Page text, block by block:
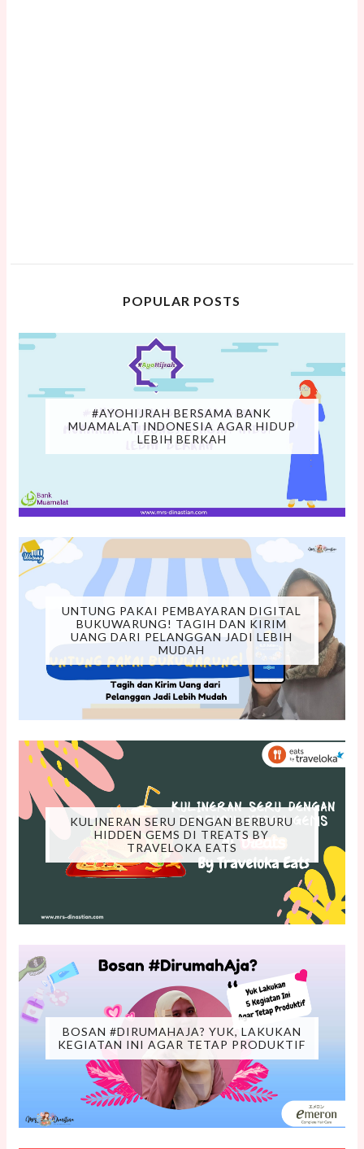
POPULAR POSTS
#AYOHIJRAH BERSAMA BANK
MUAMALAT INDONESIA AGAR HIDUP
LEBIH BERKAH
UNTUNG PAKAI PEMBAYARAN DIGITAL
BUKUWARUNG! TAGIH DAN KIRIM
UANG DARI PELANGGAN JADI LEBIH
MUDAH
KULINERAN SERU DENGAN BERBURU
HIDDEN GEMS DI TREATS BY
TRAVELOKA EATS
BOSAN #DIRUMAHAJA? YUK, LAKUKAN
KEGIATAN INI AGAR TETAP PRODUKTIF